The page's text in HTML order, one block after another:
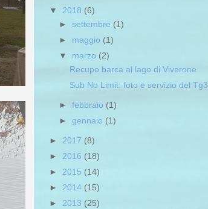
▼ 2018 (6)
►settembre (1)
► maggio (1)
▼ marzo (2)
Recupo barca al lago di Viverone
Sub No Limit: foto e servizio del Tg3
►febbraio (1)
►gennaio (1)
► 2017 (8)
► 2016 (18)
► 2015 (14)
► 2014 (15)
► 2013 (25)